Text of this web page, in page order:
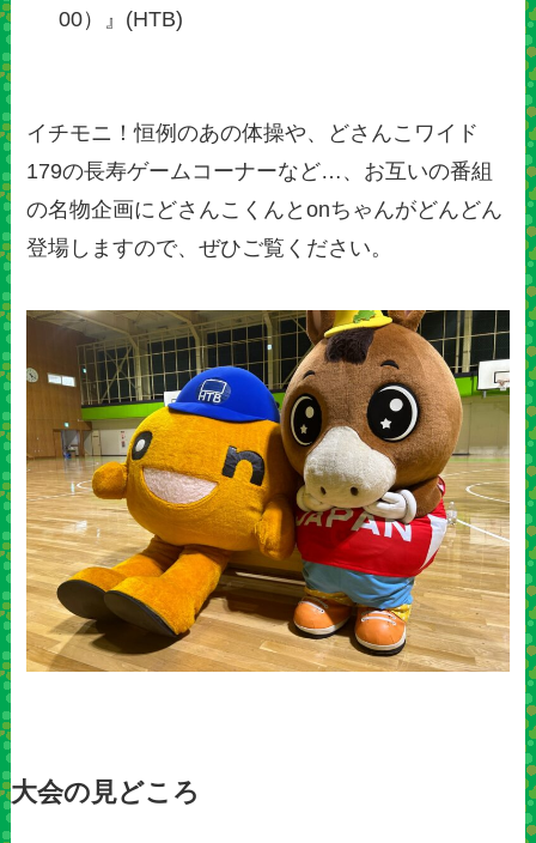
00）』(HTB)
イチモニ！恒例のあの体操や、どさんこワイド
179の長寿ゲームコーナーなど…、お互いの番組
の名物企画にどさんこくんとonちゃんがどんどん
登場しますので、ぜひご覧ください。
大会の見どころ